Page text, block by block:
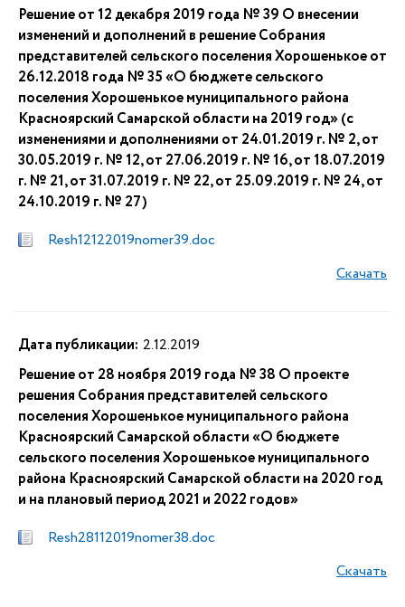
Решение от 12 декабря 2019 года № 39 О внесении
изменений и дополнений в решение Собрания
представителей сельского поселения Хорошенькое от
26.12.2018 года № 35 «О бюджете сельского
поселения Хорошенькое муниципального района
Красноярский Самарской области на 2019 год» (с
изменениями и дополнениями от 24.01.2019 г. № 2, от
30.05.2019 г. № 12, от 27.06.2019 г. № 16, от 18.07.2019
г. № 21, от 31.07.2019 г. № 22, от 25.09.2019 г. № 24, от
24.10.2019 г. № 27)
Resh12122019nomer39.doc
Скачать
Дата публикации: 2.12.2019
Решение от 28 ноября 2019 года № 38 О проекте
решения Собрания представителей сельского
поселения Хорошенькое муниципального района
Красноярский Самарской области «О бюджете
сельского поселения Хорошенькое муниципального
района Красноярский Самарской области на 2020 год
и на плановый период 2021 и 2022 годов»
Resh28112019nomer38.doc
Скачать